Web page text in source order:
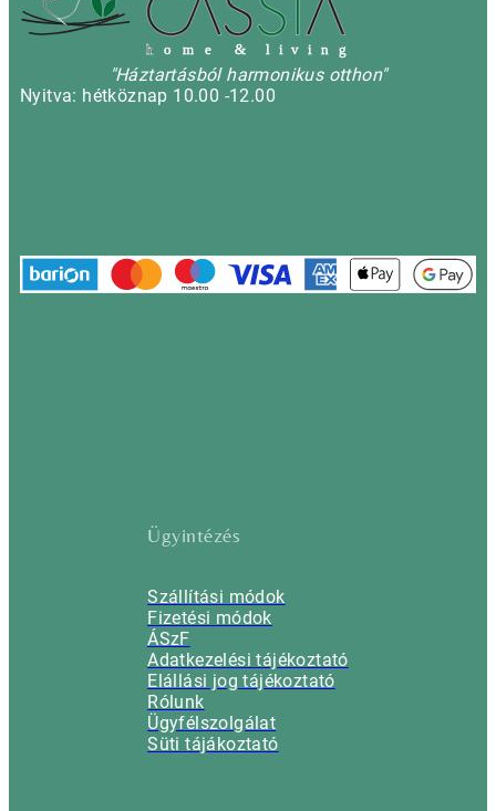
h o m e & l i v i n g
"Háztartásból harmonikus otthon"
Nyitva: hétköznap 10.00 -12.00
Ügyintézés
Szállítási módok
Fizetési módok
ÁSzF
Adatkezelési tájékoztató
Elállási jog tájékoztató
Rólunk
Ügyfélszolgálat
Süti tájákoztató